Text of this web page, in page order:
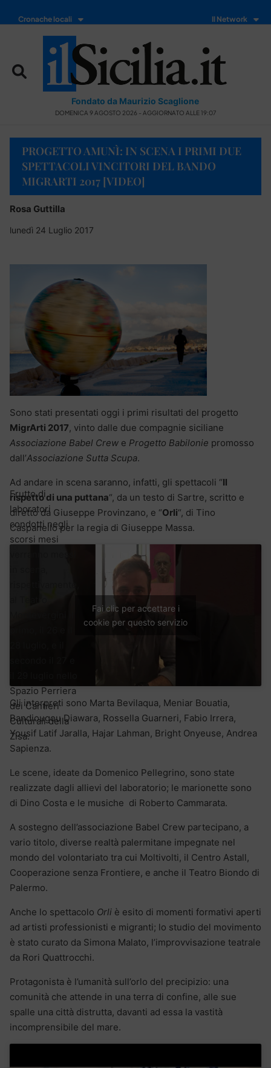
Cronache locali Il Network
Fondato da Maurizio Scaglione
DOMENICA 9 AGOSTO 2026 - AGGIORNATO ALLE 19:07
PROGETTO AMUNÌ: IN SCENA I PRIMI DUE
SPETTACOLI VINCITORI DEL BANDO
MIGRARTI 2017 [VIDEO]
Rosa Guttilla
lunedì 24 Luglio 2017
Sono stati presentati oggi i primi risultati del progetto
MigrArti 2017, vinto dalle due compagnie siciliane
Associazione Babel Crew e Progetto Babilonie promosso
dall’Associazione Sutta Scupa.
Ad andare in scena saranno, infatti, gli spettacoli “Il
rispetto di una puttana“, da un testo di Sartre, scritto e
diretto da Giuseppe Provinzano, e “Orli“, di Tino
Caspanello per la regia di Giuseppe Massa.
Frutto di
laboratori
condotti negli
scorsi mesi
Spazio Perriera
dei Cantieri
Culturali della
Zisa.
Fai clic per accettare i
cookie per questo servizio
Gli interpreti sono Marta Bevilaqua, Meniar Bouatia,
Bandiougou Diawara, Rossella Guarneri, Fabio Irrera,
Yousif Latif Jaralla, Hajar Lahman, Bright Onyeuse, Andrea
Sapienza.
Le scene, ideate da Domenico Pellegrino, sono state
realizzate dagli allievi del laboratorio; le marionette sono
di Dino Costa e le musiche di Roberto Cammarata.
A sostegno dell’associazione Babel Crew partecipano, a
vario titolo, diverse realtà palermitane impegnate nel
mondo del volontariato tra cui Moltivolti, il Centro Astall,
Cooperazione senza Frontiere, e anche il Teatro Biondo di
Palermo.
Anche lo spettacolo Orli è esito di momenti formativi aperti
ad artisti professionisti e migranti; lo studio del movimento
è stato curato da Simona Malato, l’improvvisazione teatrale
da Rori Quattrocchi.
Protagonista è l’umanità sull’orlo del precipizio: una
comunità che attende in una terra di confine, alle sue
spalle una città distrutta, davanti ad essa la vastità
incomprensibile del mare.